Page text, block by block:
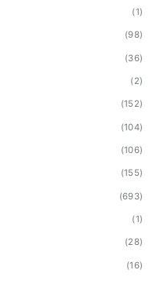
(1)
(98)
(36)
(2)
(152)
(104)
(106)
(155)
(693)
(1)
(28)
(16)